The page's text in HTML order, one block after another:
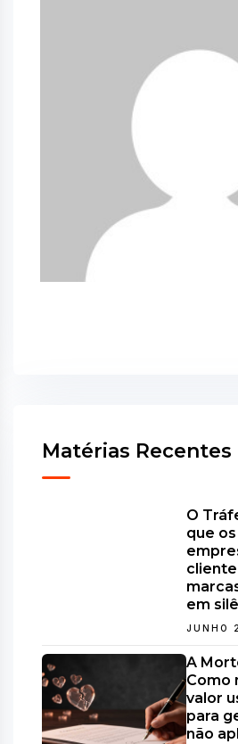
Matérias Recentes
O
que
em
JUNHO
A
Como
valor
para
não